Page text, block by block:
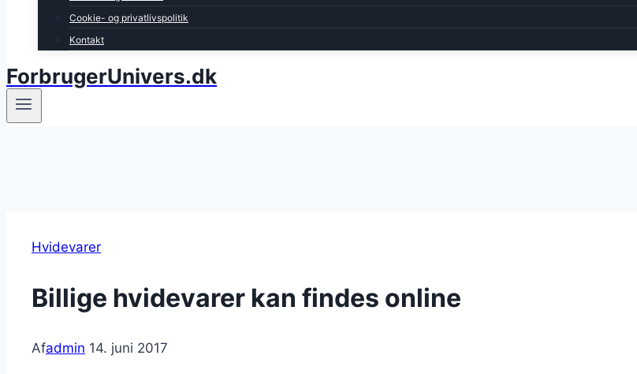
Cookie- og privatlivspolitik
Kontakt
ForbrugerUnivers.dk
Hvidevarer
Billige hvidevarer kan findes online
Afadmin 14. juni 2017